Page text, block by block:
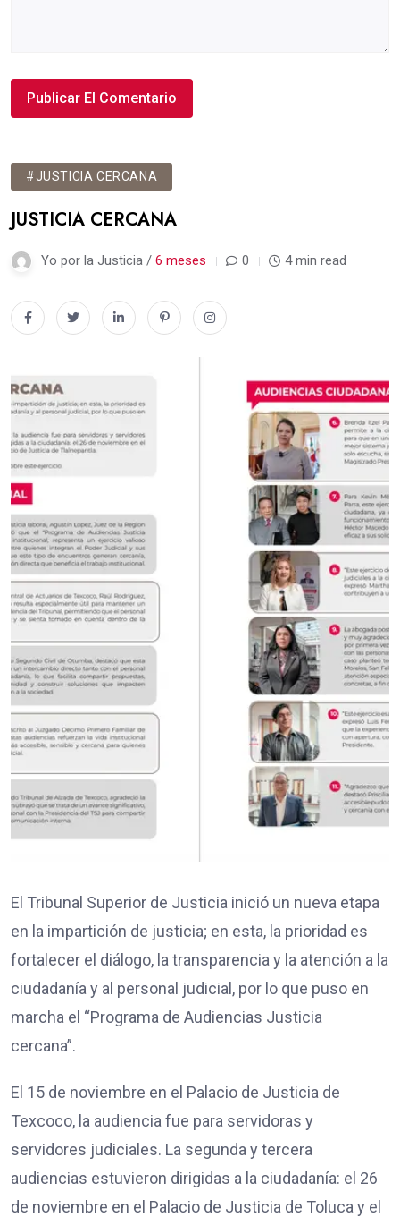
#JUSTICIA CERCANA
JUSTICIA CERCANA
Yo por la Justicia / 6 meses 0 4 min read
El Tribunal Superior de Justicia inició un nueva etapa
en la impartición de justicia; en esta, la prioridad es
fortalecer el diálogo, la transparencia y la atención a la
ciudadanía y al personal judicial, por lo que puso en
marcha el “Programa de Audiencias Justicia
cercana”.
El 15 de noviembre en el Palacio de Justicia de
Texcoco, la audiencia fue para servidoras y
servidores judiciales. La segunda y tercera
audiencias estuvieron dirigidas a la ciudadanía: el 26
de noviembre en el Palacio de Justicia de Toluca y el